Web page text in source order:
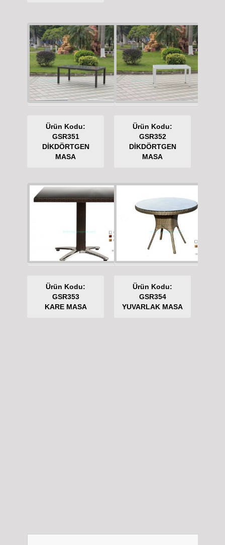
Ürün Kodu:
GSR351
DİKDÖRTGEN
MASA
Ürün Kodu:
GSR352
DİKDÖRTGEN
MASA
Ürün Kodu:
GSR353
KARE MASA
Ürün Kodu:
GSR354
YUVARLAK MASA